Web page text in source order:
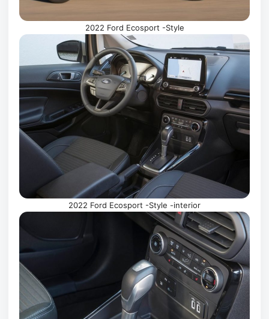
2022 Ford Ecosport -Style
2022 Ford Ecosport -Style -interior